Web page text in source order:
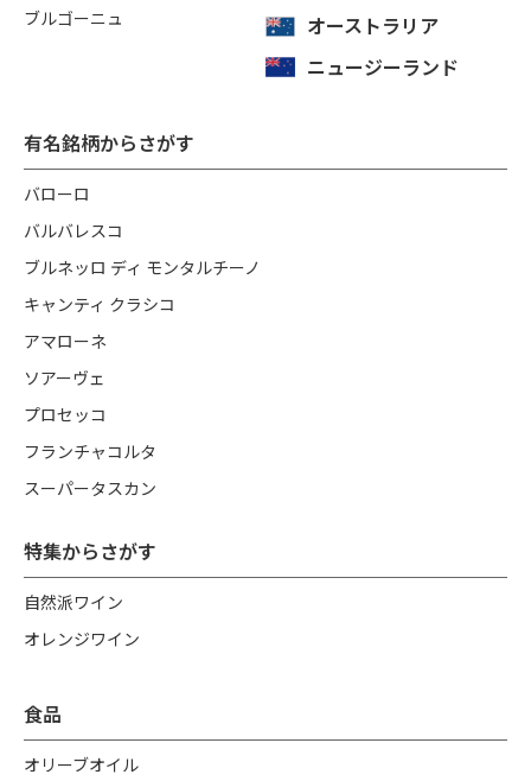
ブルゴーニュ
オーストラリア
ニュージーランド
有名銘柄からさがす
バローロ
バルバレスコ
ブルネッロ ディ モンタルチーノ
キャンティ クラシコ
アマローネ
ソアーヴェ
プロセッコ
フランチャコルタ
スーパータスカン
特集からさがす
自然派ワイン
オレンジワイン
食品
オリーブオイル